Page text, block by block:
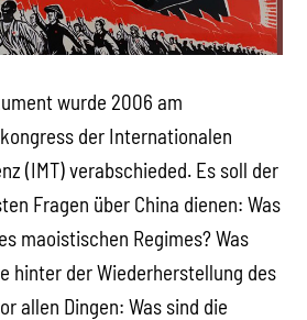
wurde 2006 am
der Internationalen
(IMT) verabschieded. Es soll der
Fragen über China dienen: Was
maoistischen Regimes? Was
hinter der Wiederherstellung des
allen Dingen: Was sind die